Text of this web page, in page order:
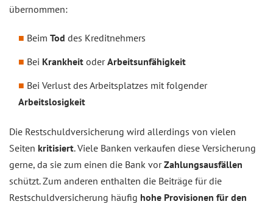
übernommen:
Beim Tod des Kreditnehmers
Bei Krankheit oderArbeitsunfähigkeit
Bei Verlust des Arbeitsplatzes mit folgender
Arbeitslosigkeit
Die Restschuldversicherung wird allerdings von vielen
Seiten kritisiert. Viele Banken verkaufen diese Versicherung
gerne, da sie zum einen die Bank vorZahlungsausfällen
schützt. Zum anderen enthalten die Beiträge für die
Restschuldversicherung häufig hohe Provisionen für den